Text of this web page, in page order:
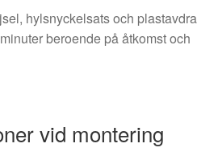
hylsnyckelsats och
beroende på åtkomst och
vid montering